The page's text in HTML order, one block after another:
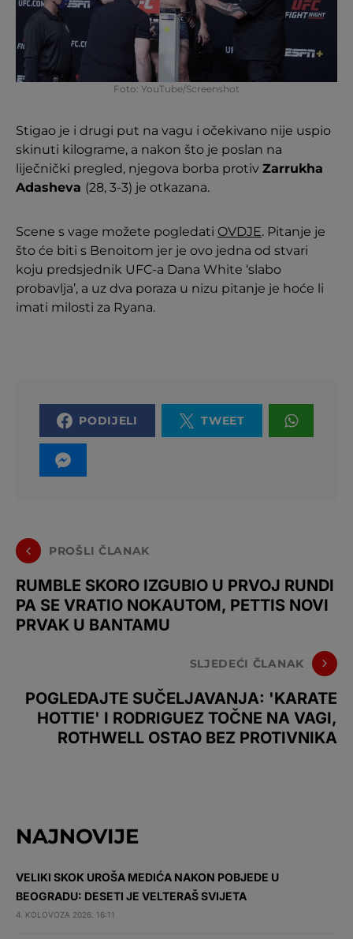
Foto: YouTube/Screenshot
Stigao je i drugi put na vagu i očekivano nije uspio
skinuti kilograme, a nakon što je poslan na
liječnički pregled, njegova borba protiv Zarrukha
Adasheva (28, 3-3) je otkazana.
Scene s vage možete pogledati OVDJE. Pitanje je
što će biti s Benoitom jer je ovo jedna od stvari
koju predsjednik UFC-a Dana White ‘slabo
probavlja’, a uz dva poraza u nizu pitanje je hoće li
imati milosti za Ryana.
PODIJELI TWEET
PROŠLI ČLANAK
RUMBLE SKORO IZGUBIO U PRVOJ RUNDI
PA SE VRATIO NOKAUTOM, PETTIS NOVI
PRVAK U BANTAMU
SLJEDEĆI ČLANAK
POGLEDAJTE SUČELJAVANJA: 'KARATE
HOTTIE' I RODRIGUEZ TOČNE NA VAGI,
ROTHWELL OSTAO BEZ PROTIVNIKA
NAJNOVIJE
VELIKI SKOK UROŠA MEDIĆA NAKON POBJEDE U
BEOGRADU: DESETI JE VELTERAŠ SVIJETA
4. KOLOVOZA 2026. 16:11